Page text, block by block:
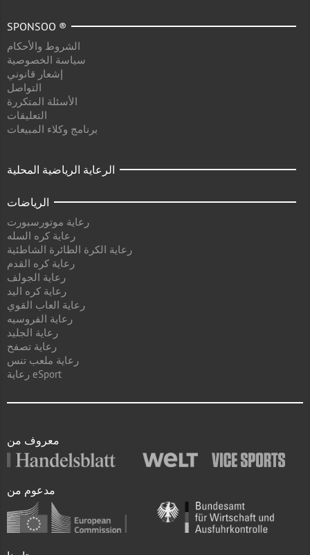
SPONSOO ®
الشروط والأحكام
سياسة الخصوصية
إشعار قانوني
التواصل
الأسئلة المتكررة
التعليقات
برنامج وكلاء المبيعات
الرعاية الرياضية المحلية
الرياضات
رعاية موتورسبورت
رعاية كره السله
رعاية الكرة الطائرة الشاطئية
رعاية كره القدم
رعاية الجولف
رعاية كره اليد
رعاية العاب القوي
رعاية الفروسيه
رعاية الجليد
رعاية تصفح
رعاية ملعب تنس
رعاية eSport
معروف من
مدعوم من